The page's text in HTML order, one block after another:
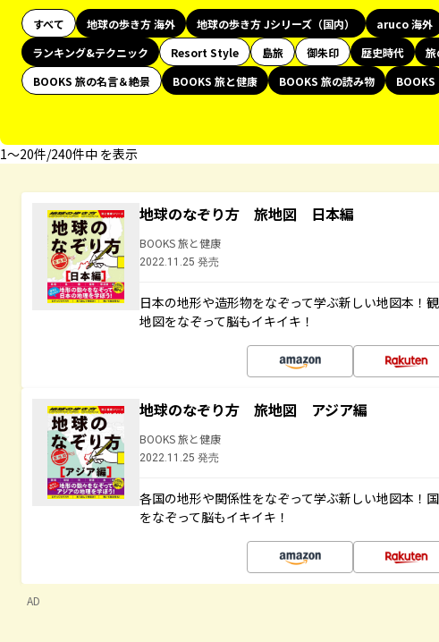
すべて 地球の歩き方 海外 地球の歩き方 Jシリーズ（国内） aruco 海外
ランキング&テクニック
Resort Style 島旅 御朱印 歴史時代 旅
BOOKS 旅の名言＆絶景
BOOKS 旅と健康 BOOKS 旅の読み物 BOOKS
1〜20件/240件中 を表示
地球のなぞり方 旅地図 日本編
BOOKS 旅と健康
2022.11.25 発売
日本の地形や造形物をなぞって学ぶ新しい地図本！
地図をなぞって脳もイキイキ！
地球のなぞり方 旅地図 アジア編
BOOKS 旅と健康
2022.11.25 発売
各国の地形や関係性をなぞって学ぶ新しい地図本！
をなぞって脳もイキイキ！
AD